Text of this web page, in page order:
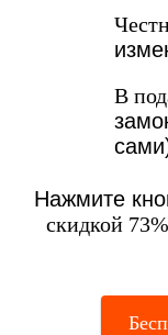
В
Нажмите
скидкой 73%